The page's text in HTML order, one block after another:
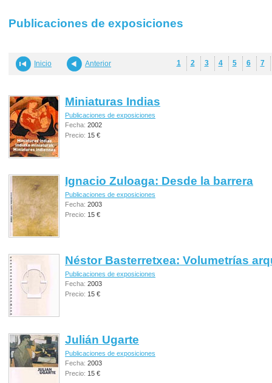
Publicaciones de exposiciones
Inicio Anterior 1 2 3 4 5 6 7
Miniaturas Indias
Publicaciones de exposiciones
Fecha: 2002
Precio: 15 €
Ignacio Zuloaga: Desde la barrera
Publicaciones de exposiciones
Fecha: 2003
Precio: 15 €
Néstor Basterretxea: Volumetrías
Publicaciones de exposiciones
Fecha: 2003
Precio: 15 €
Julián Ugarte
Publicaciones de exposiciones
Fecha: 2003
Precio: 15 €